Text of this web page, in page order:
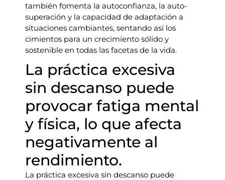
también fomenta la autoconfianza, la auto-
superación y la capacidad de adaptación a
situaciones cambiantes, sentando así los
cimientos para un crecimiento sólido y
sostenible en todas las facetas de la vida.
La práctica excesiva
sin descanso puede
provocar fatiga mental
y física, lo que afecta
negativamente al
rendimiento.
La práctica excesiva sin descanso puede